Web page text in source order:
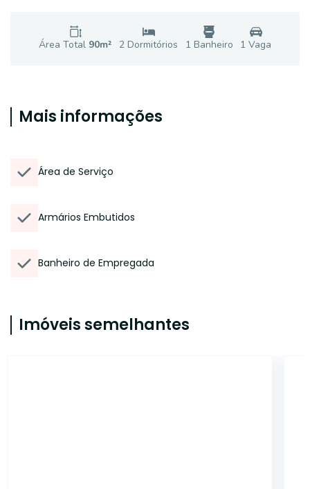
Área Total 90m² 2 Dormitórios 1 Banheiro 1 Vaga
Mais informações
Área de Serviço
Armários Embutidos
Banheiro de Empregada
Imóveis semelhantes